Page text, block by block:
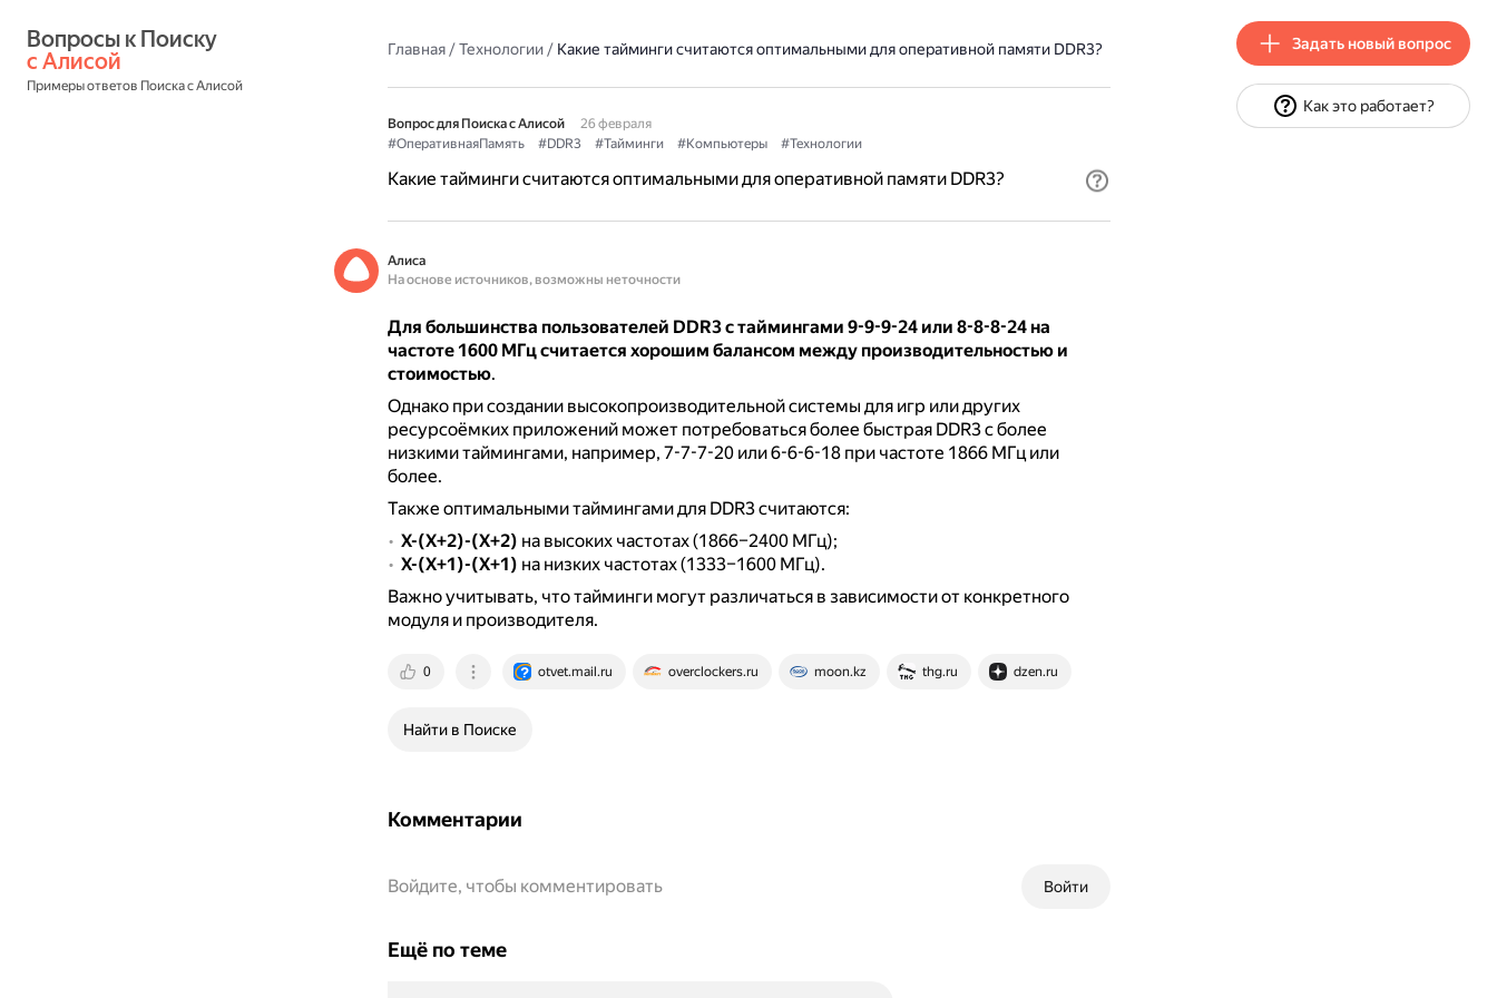
с Алисой
Примеры ответов Поиска с Алисой
Главная/Технологии/ Какие тайминги считаются оптимальными для оперативной памяти DDR3?
Вопрос для Поиска с Алисой
26 февраля
#ОперативнаяПамять
#DDR3 #Тайминги #Компьютеры #Технологии
Какие тайминги считаются оптимальными для оперативной памяти DDR3?
Алиса
На основе источников, возможны неточности
Для большинства пользователей DDR3 с таймингами 9-9-9-24 или 8-8-8-24 на
частоте 1600 МГц считается хорошим балансом между производительностью и
стоимостью.
Однако при создании высокопроизводительной системы для игр или других
ресурсоёмких приложений может потребоваться более быстрая DDR3 с более
низкими таймингами, например, 7-7-7-20 или 6-6-6-18 при частоте 1866 МГц или
более.
Также оптимальными таймингами для DDR3 считаются:
X-(X+2)-(X+2) на высоких частотах (1866–2400 МГц);
X-(X+1)-(X+1) на низких частотах (1333–1600 МГц).
Важно учитывать, что тайминги могут различаться в зависимости от конкретного
модуля и производителя.
0 otvet.mail.ru overclockers.ru moon.kz thg.ru dzen.ru
Найти в Поиске
Комментарии
Войти
Войдите, чтобы комментировать
Ещё по теме
Задать новый вопрос
Как это работает?